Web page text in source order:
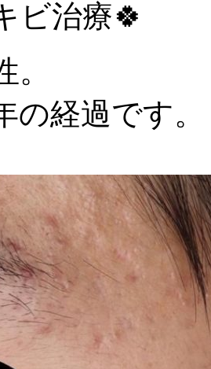
ビ治療🍀
の経過です。